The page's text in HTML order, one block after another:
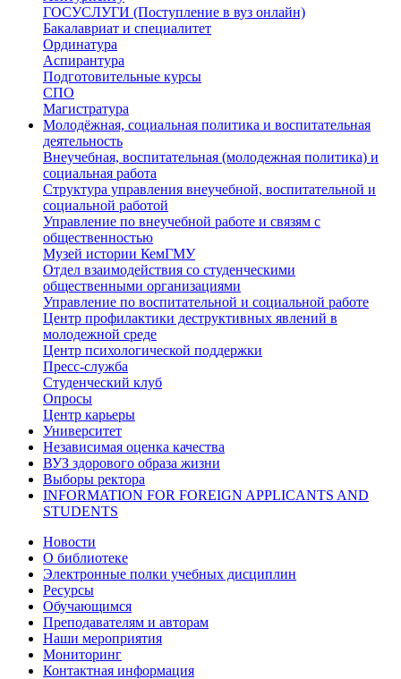
ГОСУСЛУГИ (Поступление в вуз онлайн)
Бакалавриат и специалитет
Ординатура
Аспирантура
Подготовительные курсы
СПО
Магистратура
Молодёжная, социальная политика и воспитательная
деятельность
Внеучебная, воспитательная (молодежная политика) и
социальная работа
Структура управления внеучебной, воспитательной и
социальной работой
Управление по внеучебной работе и связям с
общественностью
Музей истории КемГМУ
Отдел взаимодействия со студенческими
общественными организациями
Управление по воспитательной и социальной работе
Центр профилактики деструктивных явлений в
молодежной среде
Центр психологической поддержки
Пресс-служба
Студенческий клуб
Опросы
Центр карьеры
Университет
Независимая оценка качества
ВУЗ здорового образа жизни
Выборы ректора
INFORMATION FOR FOREIGN APPLICANTS AND
STUDENTS
Новости
О библиотеке
Электронные полки учебных дисциплин
Ресурсы
Обучающимся
Преподавателям и авторам
Наши мероприятия
Мониторинг
Контактная информация